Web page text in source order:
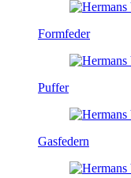
Formfeder
Puffer
Gasfedern